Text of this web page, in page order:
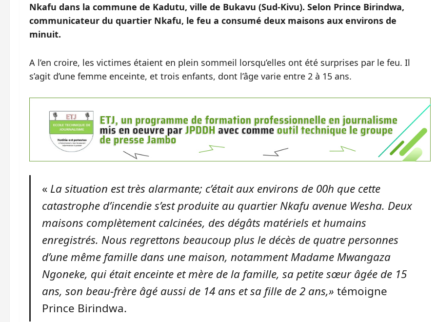
Nkafu dans la commune de Kadutu, ville de Bukavu (Sud-Kivu). Selon Prince Birindwa,
communicateur du quartier Nkafu, le feu a consumé deux maisons aux environs de
minuit.
A l’en croire, les victimes étaient en plein sommeil lorsqu’elles ont été surprises par le feu. Il
s’agit d’une femme enceinte, et trois enfants, dont l’âge varie entre 2 à 15 ans.
« La situation est très alarmante; c’était aux environs de 00h que cette
catastrophe d’incendie s’est produite au quartier Nkafu avenue Wesha. Deux
maisons complètement calcinées, des dégâts matériels et humains
enregistrés. Nous regrettons beaucoup plus le décès de quatre personnes
d’une même famille dans une maison, notamment Madame Mwangaza
Ngoneke, qui était enceinte et mère de la famille, sa petite sœur âgée de 15
ans, son beau-frère âgé aussi de 14 ans et sa fille de 2 ans,» témoigne
Prince Birindwa.